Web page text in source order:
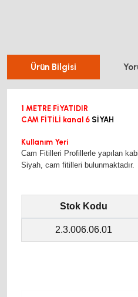
Ürün Bilgisi
1 METRE FİYATIDIR
CAM FİTİLİ kanal 6 SİYAH
Kullanım Yeri
Cam Fitilleri Profillerle yapılan
Siyah, cam fitilleri bulunmaktadır.
Stok Kodu
2.3.006.06.01